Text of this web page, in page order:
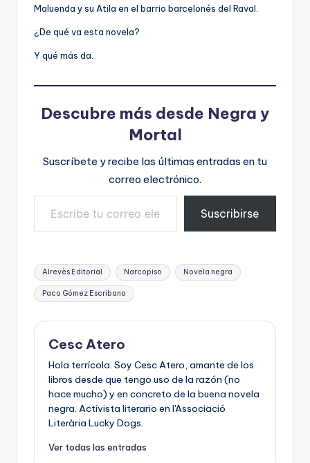
Maluenda y su Atila en el barrio barcelonés del Raval.
¿De qué va esta novela?
Y qué más da.
Descubre más desde Negra y
Mortal
Suscríbete y recibe las últimas entradas en tu
correo electrónico.
Escribe tu correo electrónico…
Suscribirse
Etiquetas:
Alrevès Editorial Narcopiso Novela negra
Paco Gómez Escribano
Cesc Atero
Hola terrícola. Soy Cesc Atero, amante de los
libros desde que tengo uso de la razón (no
hace mucho) y en concreto de la buena novela
negra. Activista literario en l'Associació
Literària Lucky Dogs.
Ver todas las entradas